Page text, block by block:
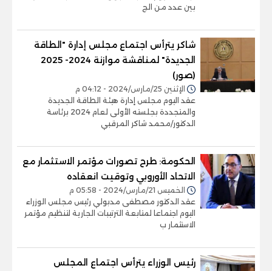
بين عدد من الج
شاكر يترأس اجتماع مجلس إدارة "الطاقة
الجديدة" لمناقشة موازنة 2024- 2025
(صور)
الإثنين 25/مارس/2024 - 04:12 م
عقد اليوم مجلس إدارة هيئة الطاقة الجديدة
والمتجددة بجلسته الأولى لعام 2024 برئاسة
الدكتور/محمد شاكر المرقبي
الحكومة: طرح تصورات مؤتمر الاستثمار مع
الاتحاد الأوروبي وتوقيت انعقاده
الخميس 21/مارس/2024 - 05:58 م
عقد الدكتور مصطفى مدبولي رئيس مجلس الوزراء
اليوم اجتماعا لمتابعة الترتيبات الجارية لتنظيم مؤتمر
الاستثمار ب
رئيس الوزراء يترأس اجتماع المجلس